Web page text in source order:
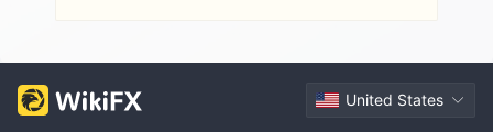
United States